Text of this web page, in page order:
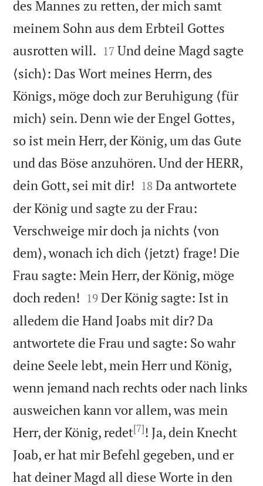
des Mannes zu retten, der mich samt
meinem Sohn aus dem Erbteil Gottes
ausrotten will. 

17 Und deine Magd sagte
⟨sich⟩: Das Wort meines Herrn, des
Königs, möge doch zur Beruhigung ⟨für
mich⟩ sein. Denn wie der Engel Gottes,
so ist mein Herr, der König, um das Gute
und das Böse anzuhören. Und der HERR,
dein Gott, sei mit dir! 

18 Da antwortete
der König und sagte zu der Frau:
Verschweige mir doch ja nichts ⟨von
dem⟩, wonach ich dich ⟨jetzt⟩ frage! Die
Frau sagte: Mein Herr, der König, möge
doch reden! 

19 Der König sagte: Ist in
alledem die Hand Joabs mit dir? Da
antwortete die Frau und sagte: So wahr
deine Seele lebt, mein Herr und König,
wenn jemand nach rechts oder nach links
ausweichen kann vor allem, was mein
Herr, der König, redet[7]! Ja, dein Knecht
Joab, er hat mir Befehl gegeben, und er
hat deiner Magd all diese Worte in den